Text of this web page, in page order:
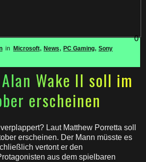
in Microsoft, News, PC Gaming, Sony
0
Wake II soll im
erscheinen
Laut Matthew Porretta soll
erscheinen. Der Mann müsste es
vertont er den
aus dem spielbaren